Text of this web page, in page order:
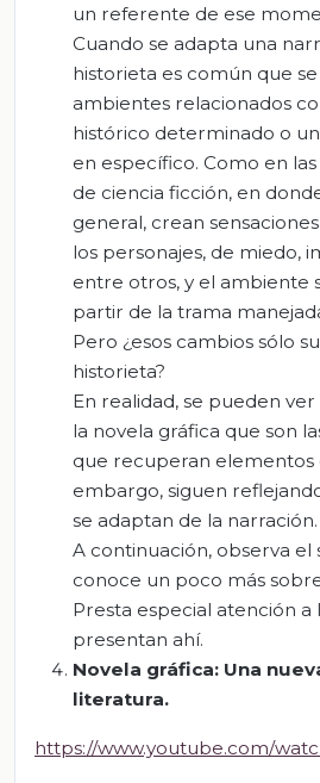
un referente de ese
Cuando se adapta una
historieta es común que
ambientes relacionados
histórico determinado o
en específico. Como en
de ciencia ficción, en
general, crean
los personajes, de miedo,
entre otros, y el ambiente
partir de la trama
Pero ¿esos cambios sólo
historieta?
En realidad, se pueden
la novela gráfica que son
que recuperan elementos
embargo, siguen
se adaptan de la narración.
A continuación, observa el
conoce un poco más
Presta especial atención a
presentan ahí.
Novela gráfica: Una
literatura.
https://www.youtube.com/